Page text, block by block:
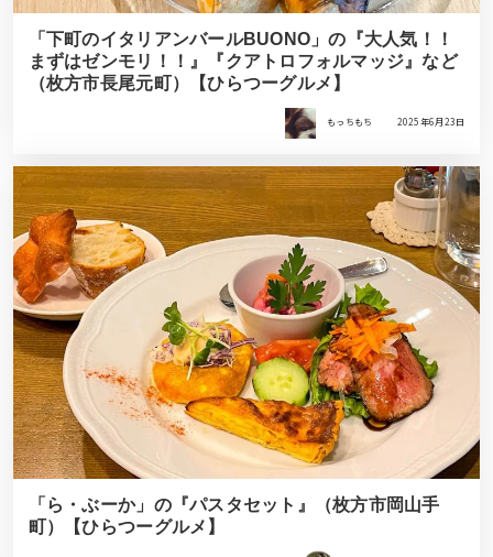
「下町のイタリアンバールBUONO」の『大人気！！
まずはゼンモリ！！』『クアトロフォルマッジ』など
（枚方市長尾元町）【ひらつーグルメ】
もっちもち 2025年6月23日
「ら・ぶーか」の『パスタセット』（枚方市岡山手
町）【ひらつーグルメ】